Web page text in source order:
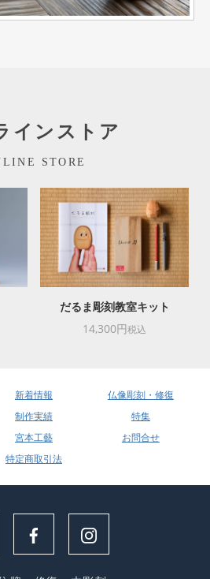
インストア
STORE
だるま彫刻教室キット
14,300円税込
新着情報
仏像彫刻・修復
制作実績
特集
宮本工藝
お問合せ
特定商取引法